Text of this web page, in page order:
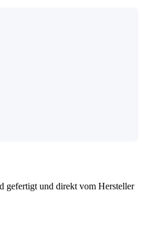
gefertigt und direkt vom Hersteller